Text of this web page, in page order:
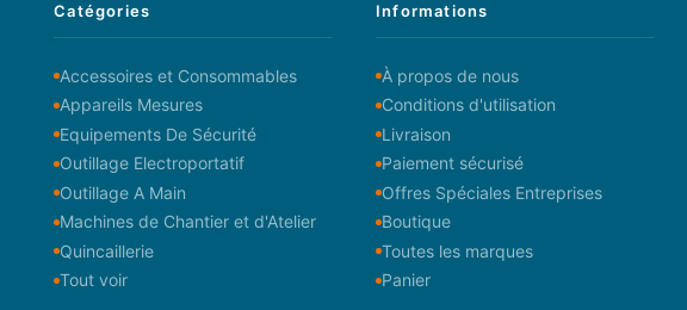
Catégories
Accessoires et Consommables
Appareils Mesures
Equipements De Sécurité
Outillage Electroportatif
Outillage A Main
Machines de Chantier et d'Atelier
Quincaillerie
Tout voir
Informations
À propos de nous
Conditions d'utilisation
Livraison
Paiement sécurisé
Offres Spéciales Entreprises
Boutique
Toutes les marques
Panier